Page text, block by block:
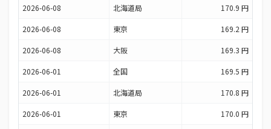
2026-06-08 北海道局 170.9 円
2026-06-08 東京 169.2 円
2026-06-08 大阪 169.3 円
2026-06-01 全国 169.5 円
2026-06-01 北海道局 170.8 円
2026-06-01 東京 170.0 円